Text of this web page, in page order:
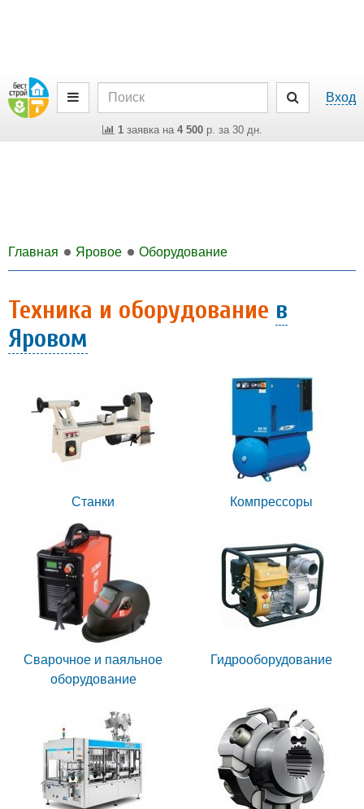
Вход
1заявка на 4 500р. за 30 дн.
Главная Яровое Оборудование
Техника и оборудование в
Яровом
Станки Компрессоры
Сварочное и паяльное
оборудование
Гидрооборудование